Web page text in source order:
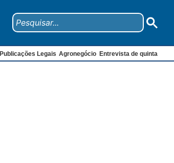
Publicações Legais Agronegócio Entrevista de quinta